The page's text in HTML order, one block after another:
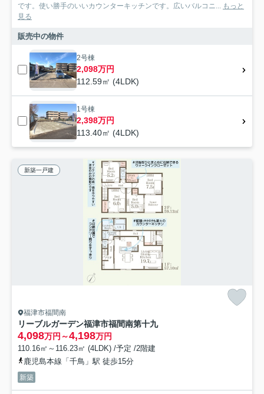
です。使い勝手のいいカウンターキッチンです。広いバルコニ...
もっと
見る
販売中の物件
2号棟
2,098万円
112.59㎡ (4LDK)
1号棟
2,398万円
113.40㎡ (4LDK)
新築一戸建
福津市福間南
リーブルガーデン福津市福間南第十九
4,098万円～4,198万円
110.16㎡～116.23㎡ (4LDK) /予定 /2階建
鹿児島本線「千鳥」駅 徒歩15分
新築